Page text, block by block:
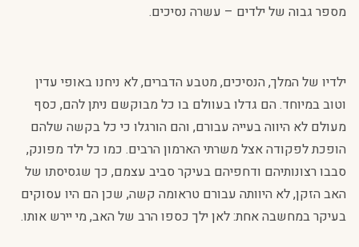
מספר גבוה של ילדים – עשרה נסיכים.
ילדיו של המלך, הנסיכים, מטבע הדברים, לא ניחנו באופי עדין
וטוב במיוחד. הם גדלו בעוולם בו כל מבוקשם ניתן להם, כסף
מעולם לא היווה בעייה עבורם, והם הורגלו כי כל בקשה שלהם
הופכת לפקודה אצל משרתי הארמון הרבים. כמו כל ילד מפונק,
סבבו רצונותיהם ודחפיהם בעיקר סביב עצמם, כך שגסיסתו של
האב הזקן, לא היוותה עבורם טראומה קשה, שכן הם היו עסוקים
בעיקר במחשבה אחת: לאן ילך כספו הרב של האב, מי יירש אותו.